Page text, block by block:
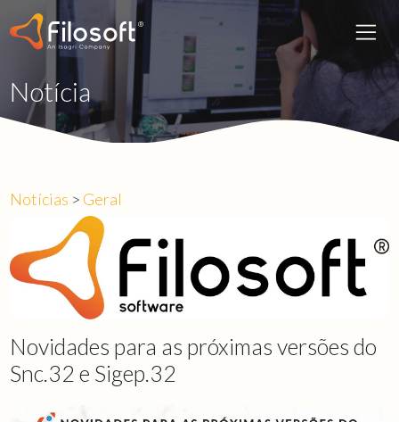
Notícia
Notícias > Geral
Novidades para as próximas versões do
Snc.32 e Sigep.32